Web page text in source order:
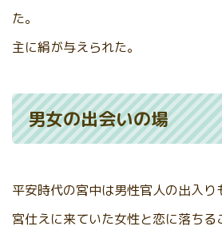
た。
主に絹が与えられた。
男女の出会いの場
平安時代の宮中は男性官人の出入り
宮仕えに来ていた女性と恋に落ちる